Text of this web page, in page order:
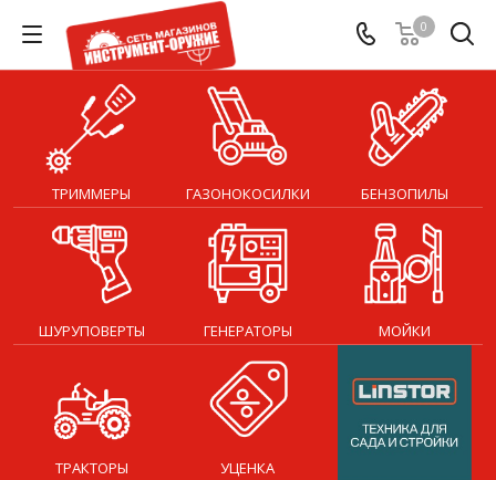
0
ТРИММЕРЫ ГАЗОНОКОСИЛКИ БЕНЗОПИЛЫ
ШУРУПОВЕРТЫ ГЕНЕРАТОРЫ МОЙКИ
ТРАКТОРЫ УЦЕНКА